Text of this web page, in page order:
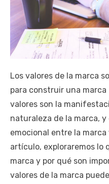
Los valores de la marca
para construir una
valores son la
naturaleza de la marca,
emocional entre la
artículo, exploraremos lo
marca y por qué son
valores de la marca